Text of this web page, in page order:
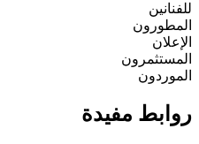
للفنانين
المطورون
الإعلان
المستثمرون
الموردون
روابط مفيدة